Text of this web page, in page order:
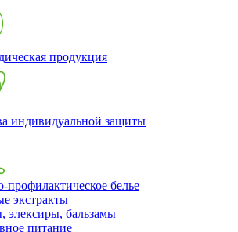
продукция
индивидуальной защиты
профилактическое белье
экстракты
элексиры, бальзамы
питание